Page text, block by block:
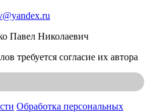
Павел Николаевич
требуется согласие их автора
Обработка персональных